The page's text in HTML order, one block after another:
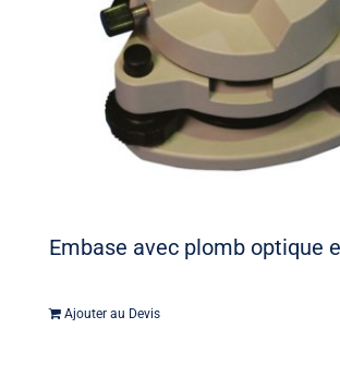
Embase avec plomb optique
Ajouter au Devis